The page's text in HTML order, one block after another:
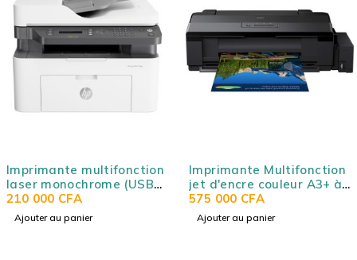
-
Imprimante Multifonction
jet d'encre couleur A3+ à
réservoirs rechargeables
- Epson EcoTank L1800
575 000
Ajouter au panier
HP LaserJet Pro
Imprimante laser
monochrome 3-
recto/verso
370 000
Lire la suite